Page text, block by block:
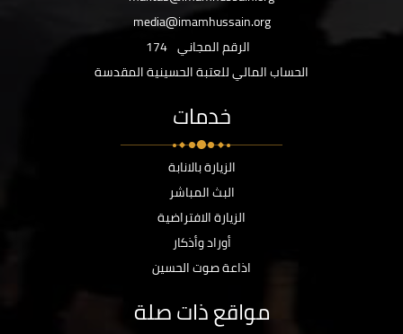
media@imamhussain.org
الرقم المجاني 174
الحساب المالي للعتبة الحسينية المقدسة
خدمات
الزيارة بالانابة
البث المباشر
الزيارة الافتراضية
أوراد وأذكار
اذاعة صوت الحسين
مواقع ذات صلة